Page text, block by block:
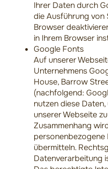
Ihrer Daten durch
die Ausführung von
Browser
in Ihrem Browser
Google Fonts
Auf unserer
Unternehmens
House, Barrow
(nachfolgend:
nutzen diese
unserer Webseite
Zusammenhang
übermitteln.
Datenverarbeitung